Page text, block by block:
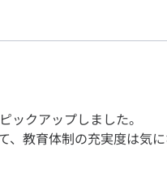
ックアップしました。
、教育体制の充実度は気